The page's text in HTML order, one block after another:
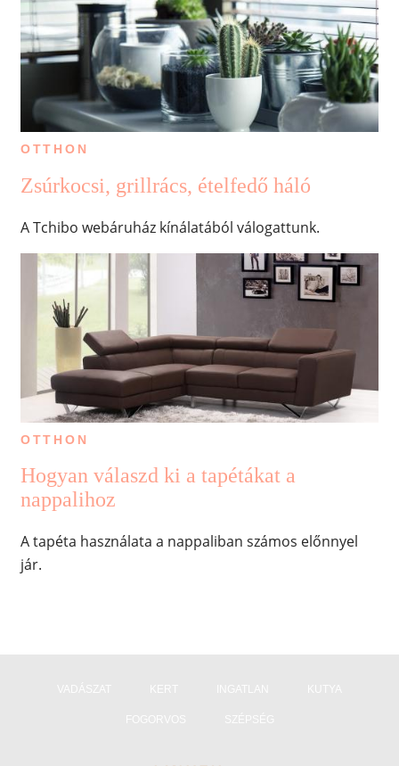
OTTHON
Zsúrkocsi, grillrács, ételfedő háló
A Tchibo webáruház kínálatából válogattunk.
OTTHON
Hogyan válaszd ki a tapétákat a
nappalihoz
A tapéta használata a nappaliban számos előnnyel
jár.